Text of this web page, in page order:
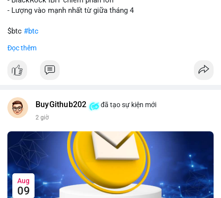
- Lượng vào mạnh nhất từ giữa tháng 4
$btc #btc
#vlikevn
📰 Nguồn: CoinDesk
Đọc thêm
BuyGithub202 đã tạo sự kiện mới
2 giờ
Aug
09